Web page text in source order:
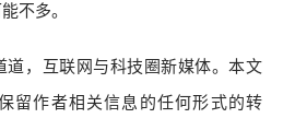
不多。
道，互联网与科技圈新媒体。本文
留作者相关信息的任何形式的转